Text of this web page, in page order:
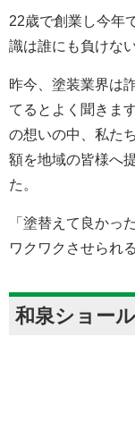
22歳で創業し今年
識は誰にも負けな
昨今、塗装業界は
てるとよく聞きま
の想いの中、私た
額を地域の皆様へ
た。
「塗替えて良かっ
ワクワクさせられ
和泉ショー